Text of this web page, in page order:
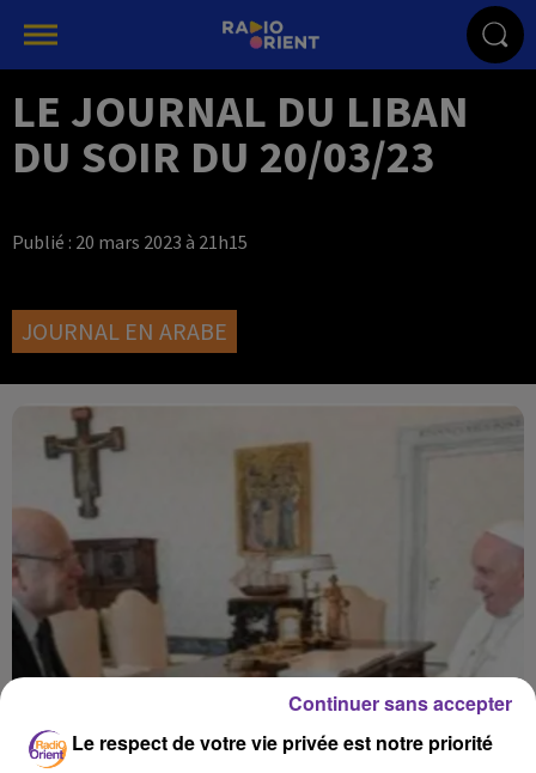
LE JOURNAL DU LIBAN
DU SOIR DU 20/03/23
Publié : 20 mars 2023 à 21h15
JOURNAL EN ARABE
Le respect de votre vie privée est notre priorité
Continuer sans accepter